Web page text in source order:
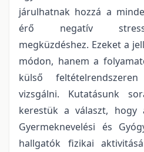
járulhatnak hozzá a
érő negatív
megküzdéshez. Ezeket a
módon, hanem a
külső
vizsgálni. Kutatásunk
kerestük a választ, hogy
Gyermeknevelési és
hallgatók fizikai